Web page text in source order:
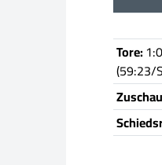
Tore:1:0
(59:23/